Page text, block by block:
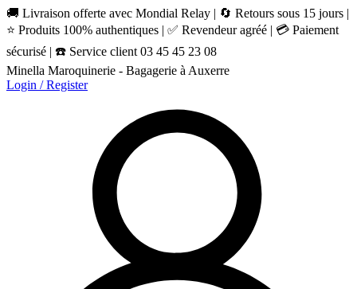
🚚 Livraison offerte avec Mondial Relay | 🔄 Retours sous 15 jours |
⭐ Produits 100% authentiques | ✅ Revendeur agréé | 💳 Paiement
sécurisé | ☎️ Service client 03 45 45 23 08
Minella Maroquinerie - Bagagerie à Auxerre
Login / Register